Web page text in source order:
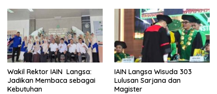
Wakil Rektor IAIN Langsa:
Jadikan Membaca sebagai
Kebutuhan
IAIN Langsa Wisuda 303
Lulusan Sarjana dan
Magister